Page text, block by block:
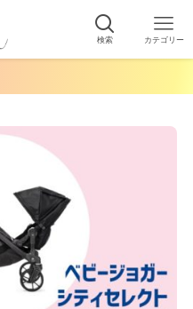
検索 カテゴリー